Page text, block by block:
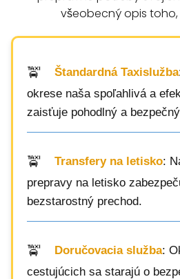
všeobecný opis toho,
Štandardná Taxislužba
okrese naša spoľahlivá a
zaisťuje pohodlný a
Transfery na letisko:
prepravy na letisko
bezstarostný prechod.
Doručovacia služba:
cestujúcich sa starajú o